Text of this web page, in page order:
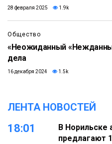
28 февраля 2025 1.9k
Общество
«Неожиданный
дела
16 декабря 2024 1.5k
ЛЕНТА НОВОСТЕЙ
18:01
В Норильске
предлагают